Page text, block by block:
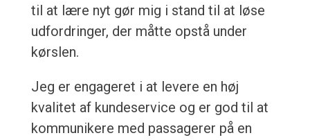
til at lære nyt gør mig i stand til at løse
udfordringer, der måtte opstå under
kørslen.
Jeg er engageret i at levere en høj
kvalitet af kundeservice og er god til at
kommunikere med passagerer på en